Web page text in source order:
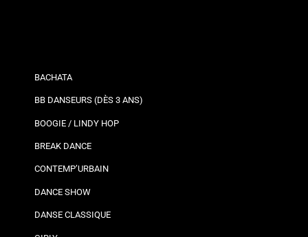
BACHATA
BB DANSEURS (DÈS 3 ANS)
BOOGIE / LINDY HOP
BREAK DANCE
CONTEMP’URBAIN
DANCE SHOW
DANSE CLASSIQUE